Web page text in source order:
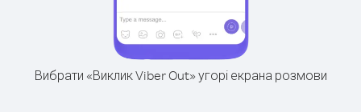
Вибрати «Виклик Viber Out» угорі екрана розмови